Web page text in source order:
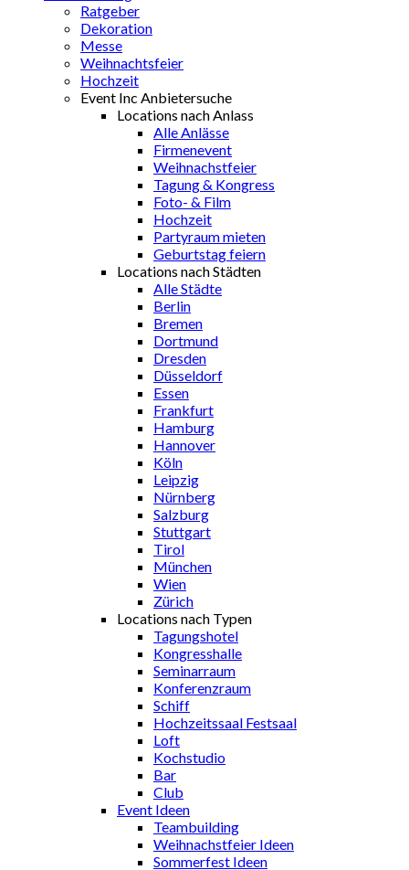
Ratgeber
Dekoration
Messe
Weihnachtsfeier
Hochzeit
Event Inc Anbietersuche
Locations nach Anlass
Alle Anlässe
Firmenevent
Weihnachstfeier
Tagung & Kongress
Foto- & Film
Hochzeit
Partyraum mieten
Geburtstag feiern
Locations nach Städten
Alle Städte
Berlin
Bremen
Dortmund
Dresden
Düsseldorf
Essen
Frankfurt
Hamburg
Hannover
Köln
Leipzig
Nürnberg
Salzburg
Stuttgart
Tirol
München
Wien
Zürich
Locations nach Typen
Tagungshotel
Kongresshalle
Seminarraum
Konferenzraum
Schiff
Hochzeitssaal Festsaal
Loft
Kochstudio
Bar
Club
Event Ideen
Teambuilding
Weihnachstfeier Ideen
Sommerfest Ideen